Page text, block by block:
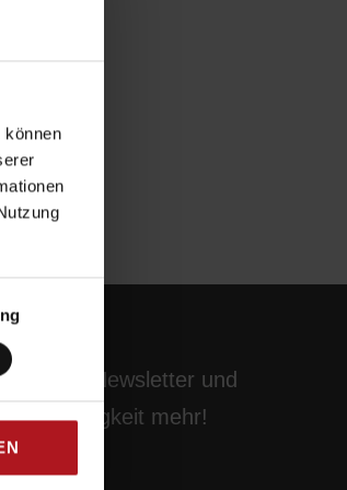
können
unseren Newsletter und
Neuigkeit mehr!